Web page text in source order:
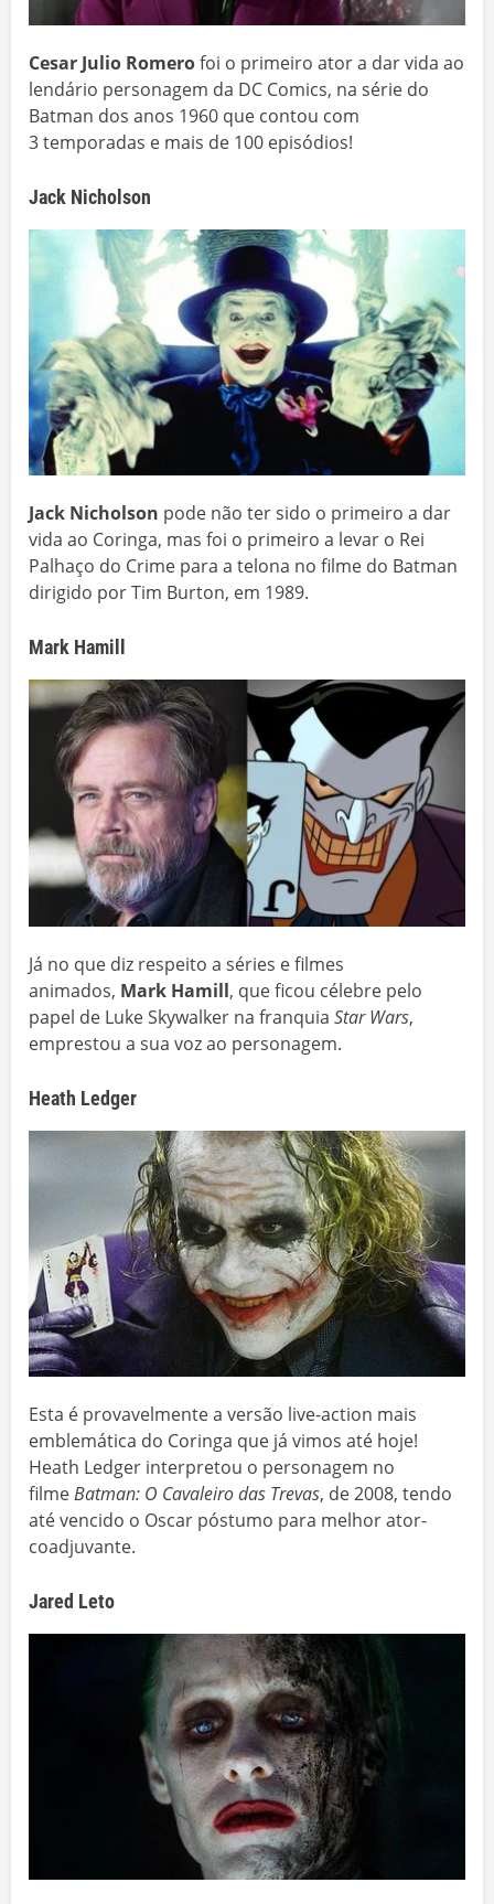
Cesar Julio Romerofoi o primeiro ator a dar vida ao
lendário personagem da DC Comics, na série do
Batman dos anos 1960 que contou com
3 temporadas e mais de 100 episódios!
Jack Nicholson
Jack Nicholson pode não ter sido o primeiro a dar
vida ao Coringa, mas foi o primeiro a levar o Rei
Palhaço do Crime para a telona no filme do Batman
dirigido por Tim Burton, em 1989.
Mark Hamill
Já no que diz respeito a séries e filmes
animados, Mark Hamill, que ficou célebre pelo
papel de Luke Skywalker na franquia Star Wars,
emprestou a sua voz ao personagem.
Heath Ledger
Esta é provavelmente a versão live-action mais
emblemática do Coringa que já vimos até hoje!
Heath Ledger interpretou o personagem no
filmeBatman: O Cavaleiro das Trevas, de 2008, tendo
até vencido o Oscar póstumo para melhor ator-
coadjuvante.
Jared Leto